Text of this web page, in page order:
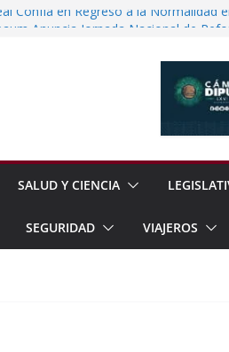
Confía en Regreso a la Normalidad
y Ciclones
de la Vendimia Esperan 90 mil
SALUD Y CIENCIA
SEGURIDAD VIAJEROS